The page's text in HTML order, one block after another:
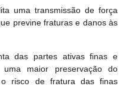
uma transmissão de força
previne fraturas e danos às
das partes ativas finas e
maior preservação do
o risco de fratura das finas